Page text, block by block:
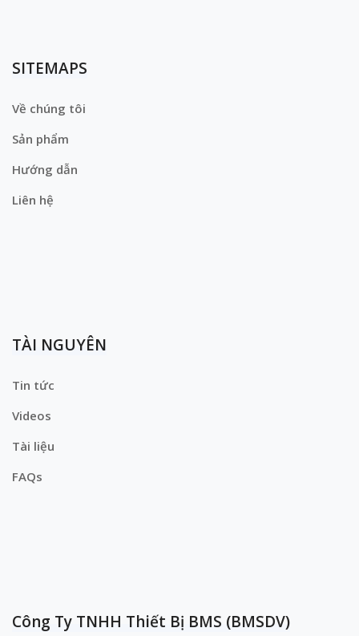
SITEMAPS
Về chúng tôi
Sản phẩm
Hướng dẫn
Liên hệ
TÀI NGUYÊN
Tin tức
Videos
Tài liệu
FAQs
Công Ty TNHH Thiết Bị BMS (BMSDV)